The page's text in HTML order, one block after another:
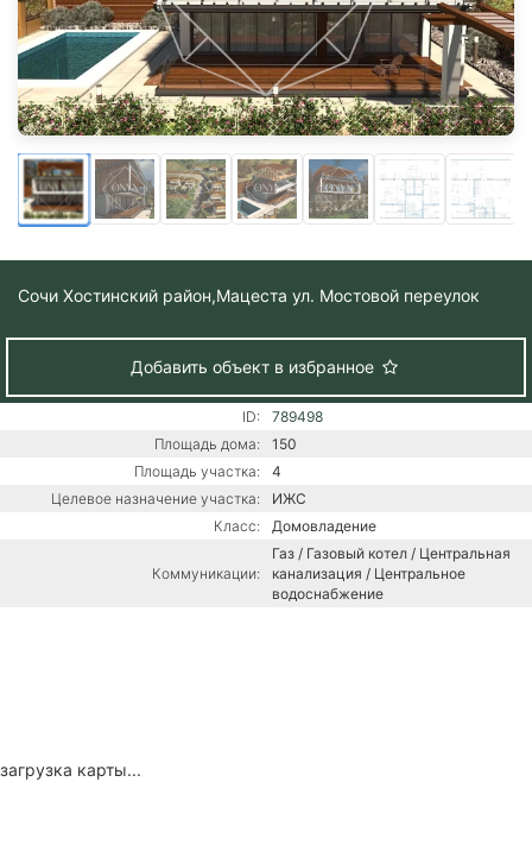
Сочи Хостинский район,Мацеста ул. Мостовой переулок
Добавить объект в избранное
ID:
789498
Площадь дома:
150
Площадь участка:
4
Целевое назначение участка:
ИЖС
Класс:
Домовладение
Коммуникации:
Газ / Газовый котел / Центральная
канализация / Центральное
водоснабжение
загрузка карты...